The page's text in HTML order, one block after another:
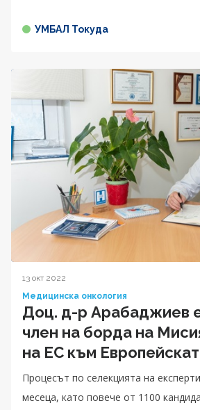
УМБАЛ Токуда
13 окт 2022
Медицинска онкология
Доц. д-р Арабаджиев
член на борда на
на ЕС към
Процесът по селекцията на
месеца, като повече от 1100